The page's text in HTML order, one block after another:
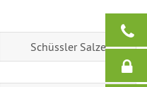
Schüssler Salze